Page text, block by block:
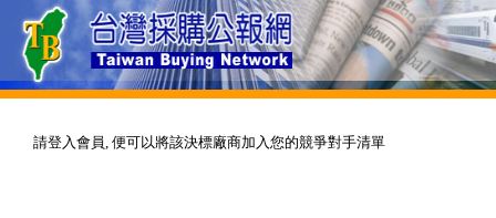
請登入會員, 便可以將該決標廠商加入您的競爭對手清單